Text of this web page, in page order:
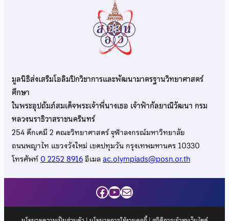
มูลนิธิส่งเสริมโอลิมปิกวิชาการและพัฒนามาตรฐานวิทยาศาสตร์
ศึกษา
ในพระอุปถัมภ์สมเด็จพระเจ้าพี่นางเธอ เจ้าฟ้ากัลยาณิวัฒนา กรม
หลวงนราธิวาสราชนครินทร์
254 ตึกเคมี 2 คณะวิทยาศาสตร์ จุฬาลงกรณ์มหาวิทยาลัย
ถนนพญาไท แขวงวังใหม่ เขตปทุมวัน กรุงเทพมหานคร 10330
โทรศัพท์0 2252 8916อีเมลac.olympiads@posn.or.th
Facebook
YouTube
Mail